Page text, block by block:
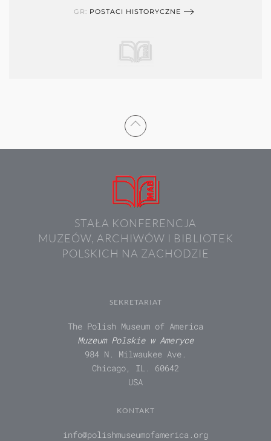
GR: POSTACI HISTORYCZNE
STAŁA KONFERENCJA
MUZEÓW, ARCHIWÓW I BIBLIOTEK
POLSKICH NA ZACHODZIE
SEKRETARIAT
The Polish Museum of America
Muzeum Polskie w Ameryce
984 N. Milwaukee Ave.
Chicago, IL. 60642
USA
KONTAKT
info@polishmuseumofamerica.org